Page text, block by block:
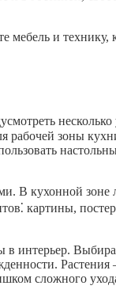
и технику,
несколько
рабочей зоны
В кухонной зоне
картины,
интерьер.
сложного